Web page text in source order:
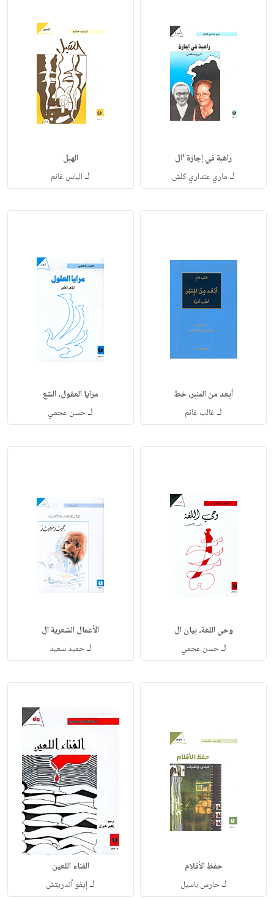
راهبة في إجازة 'ال
لـ ماري عنداري كلش
الهبل
لـ الياس غانم
أبعد من المنبر، خط
لـغالب غانم
مرايا العقول، الشع
لـحسن عجمي
وحي اللغة، بيان ال
لـحسن عجمي
الأعمال الشعرية ال
لـحميد سعيد
حفظ الأفلام
لـحارس باسيل
الفناء اللعين
لـإيفو أندريتش